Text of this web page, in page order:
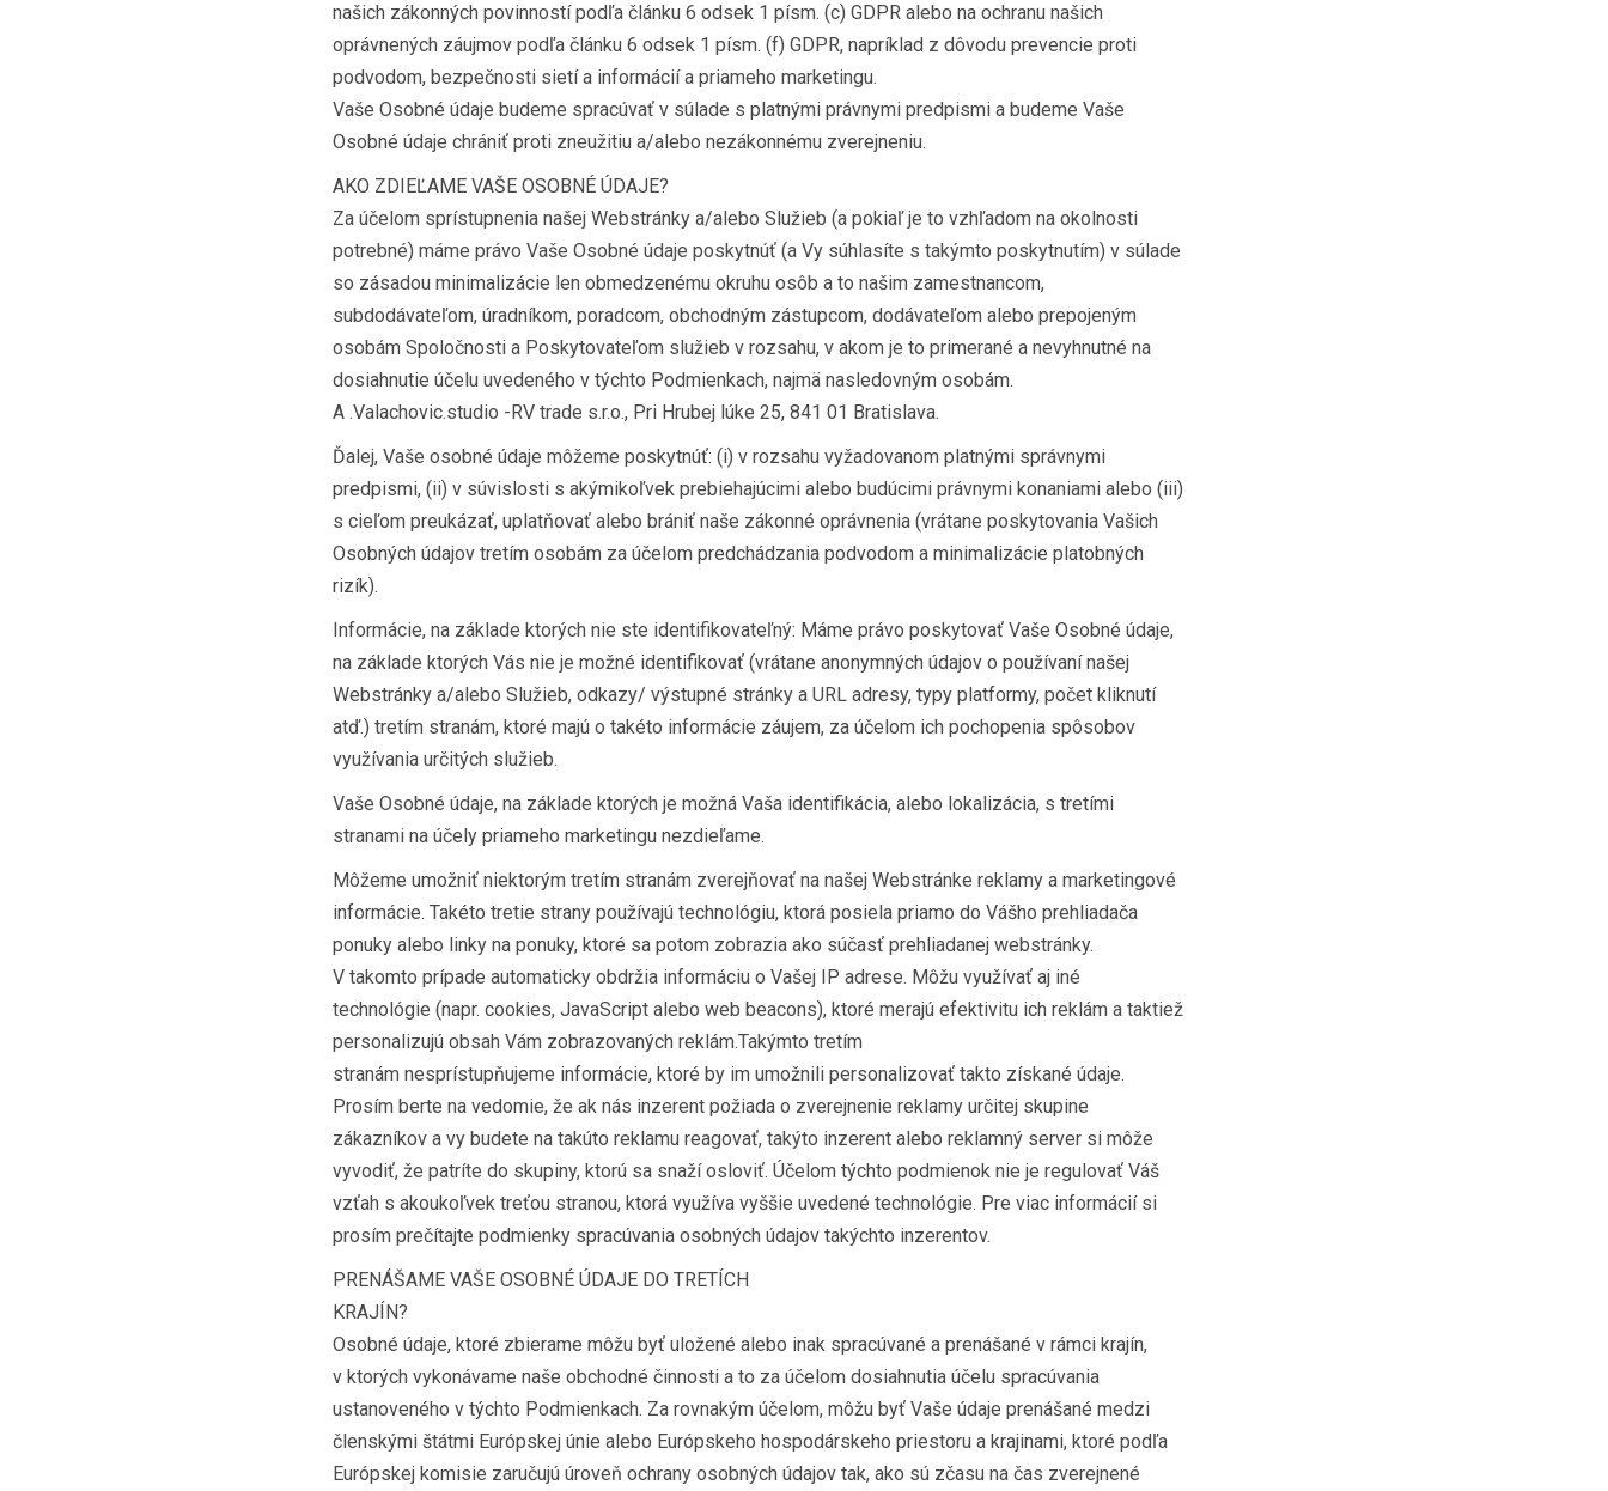
našich zákonných povinností podľa článku 6 odsek 1 písm. (c) GDPR alebo na ochranu našich
oprávnených záujmov podľa článku 6 odsek 1 písm. (f) GDPR, napríklad z dôvodu prevencie proti
podvodom, bezpečnosti sietí a informácií a priameho marketingu.
Vaše Osobné údaje budeme spracúvať v súlade s platnými právnymi predpismi a budeme Vaše
Osobné údaje chrániť proti zneužitiu a/alebo nezákonnému zverejneniu.
AKO ZDIEĽAME VAŠE OSOBNÉ ÚDAJE?
Za účelom sprístupnenia našej Webstránky a/alebo Služieb (a pokiaľ je to vzhľadom na okolnosti
potrebné) máme právo Vaše Osobné údaje poskytnúť (a Vy súhlasíte s takýmto poskytnutím) v súlade
so zásadou minimalizácie len obmedzenému okruhu osôb a to našim zamestnancom,
subdodávateľom, úradníkom, poradcom, obchodným zástupcom, dodávateľom alebo prepojeným
osobám Spoločnosti a Poskytovateľom služieb v rozsahu, v akom je to primerané a nevyhnutné na
dosiahnutie účelu uvedeného v týchto Podmienkach, najmä nasledovným osobám.
A .Valachovic.studio -RV trade s.r.o., Pri Hrubej lúke 25, 841 01 Bratislava.
Ďalej, Vaše osobné údaje môžeme poskytnúť: (i) v rozsahu vyžadovanom platnými správnymi
predpismi, (ii) v súvislosti s akýmikoľvek prebiehajúcimi alebo budúcimi právnymi konaniami alebo (iii)
s cieľom preukázať, uplatňovať alebo brániť naše zákonné oprávnenia (vrátane poskytovania Vašich
Osobných údajov tretím osobám za účelom predchádzania podvodom a minimalizácie platobných
rizík).
Informácie, na základe ktorých nie ste identifikovateľný: Máme právo poskytovať Vaše Osobné údaje,
na základe ktorých Vás nie je možné identifikovať (vrátane anonymných údajov o používaní našej
Webstránky a/alebo Služieb, odkazy/ výstupné stránky a URL adresy, typy platformy, počet kliknutí
atď.) tretím stranám, ktoré majú o takéto informácie záujem, za účelom ich pochopenia spôsobov
využívania určitých služieb.
Vaše Osobné údaje, na základe ktorých je možná Vaša identifikácia, alebo lokalizácia, s tretími
stranami na účely priameho marketingu nezdieľame.
Môžeme umožniť niektorým tretím stranám zverejňovať na našej Webstránke reklamy a marketingové
informácie. Takéto tretie strany používajú technológiu, ktorá posiela priamo do Vášho prehliadača
ponuky alebo linky na ponuky, ktoré sa potom zobrazia ako súčasť prehliadanej webstránky.
V takomto prípade automaticky obdržia informáciu o Vašej IP adrese. Môžu využívať aj iné
technológie (napr. cookies, JavaScript alebo web beacons), ktoré merajú efektivitu ich reklám a taktiež
personalizujú obsah Vám zobrazovaných reklám.Takýmto tretím
stranám nesprístupňujeme informácie, ktoré by im umožnili personalizovať takto získané údaje.
Prosím berte na vedomie, že ak nás inzerent požiada o zverejnenie reklamy určitej skupine
zákazníkov a vy budete na takúto reklamu reagovať, takýto inzerent alebo reklamný server si môže
vyvodiť, že patríte do skupiny, ktorú sa snaží osloviť. Účelom týchto podmienok nie je regulovať Váš
vzťah s akoukoľvek treťou stranou, ktorá využíva vyššie uvedené technológie. Pre viac informácií si
prosím prečítajte podmienky spracúvania osobných údajov takýchto inzerentov.
PRENÁŠAME VAŠE OSOBNÉ ÚDAJE DO TRETÍCH
KRAJÍN?
Osobné údaje, ktoré zbierame môžu byť uložené alebo inak spracúvané a prenášané v rámci krajín,
v ktorých vykonávame naše obchodné činnosti a to za účelom dosiahnutia účelu spracúvania
ustanoveného v týchto Podmienkach. Za rovnakým účelom, môžu byť Vaše údaje prenášané medzi
členskými štátmi Európskej únie alebo Európskeho hospodárskeho priestoru a krajinami, ktoré podľa
Európskej komisie zaručujú úroveň ochrany osobných údajov tak, ako sú zčasu na čas zverejnené